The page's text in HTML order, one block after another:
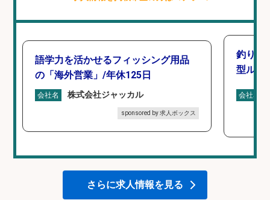
語学力を活かせるフィッシング用品
の「海外営業」/年休125日
会社名 株式会社ジャッカル
sponsored by 求人ボックス
釣り好
型ルー
会社名
さらに求人情報を見る